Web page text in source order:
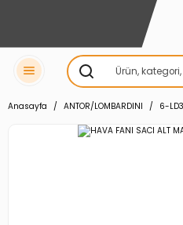
Anasayfa ANTOR/LOMBARDINI 6-